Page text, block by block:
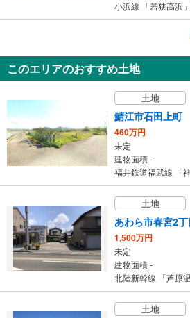
小浜線 「若狭高浜
丹生郡越前町大
555万円
建物面積 152.58m
北陸新幹線 「越前
このエリアのおすすめ土地
土地
鯖江市石田上町
460万円
未定
建物面積 -
福井鉄道福武線 「
土地
あわら市春宮2丁
1,500万円
未定
建物面積 -
北陸新幹線 「芦原
土地